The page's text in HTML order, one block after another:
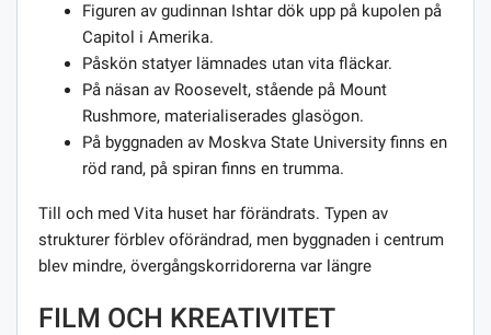
Figuren av gudinnan Ishtar dök upp på kupolen på
Capitol i Amerika.
Påskön statyer lämnades utan vita fläckar.
På näsan av Roosevelt, stående på Mount
Rushmore, materialiserades glasögon.
På byggnaden av Moskva State University finns en
röd rand, på spiran finns en trumma.
Till och med Vita huset har förändrats. Typen av
strukturer förblev oförändrad, men byggnaden i centrum
blev mindre, övergångskorridorerna var längre
FILM OCH KREATIVITET